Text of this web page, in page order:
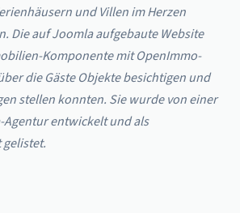
und Villen im Herzen
Die auf Joomla aufgebaute Website
Komponente mit OpenImmo-
die Gäste Objekte besichtigen und
stellen konnten. Sie wurde von einer
entwickelt und als